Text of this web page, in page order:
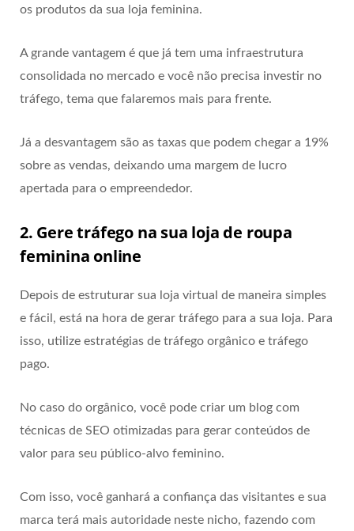
os produtos da sua loja feminina.
A grande vantagem é que já tem uma infraestrutura
consolidada no mercado e você não precisa investir no
tráfego, tema que falaremos mais para frente.
Já a desvantagem são as taxas que podem chegar a 19%
sobre as vendas, deixando uma margem de lucro
apertada para o empreendedor.
2. Gere tráfego na sua loja de roupa
feminina online
Depois de estruturar sua loja virtual de maneira simples
e fácil, está na hora de gerar tráfego para a sua loja. Para
isso, utilize estratégias de tráfego orgânico e tráfego
pago.
No caso do orgânico, você pode criar um blog com
técnicas de SEO otimizadas para gerar conteúdos de
valor para seu público-alvo feminino.
Com isso, você ganhará a confiança das visitantes e sua
marca terá mais autoridade neste nicho, fazendo com